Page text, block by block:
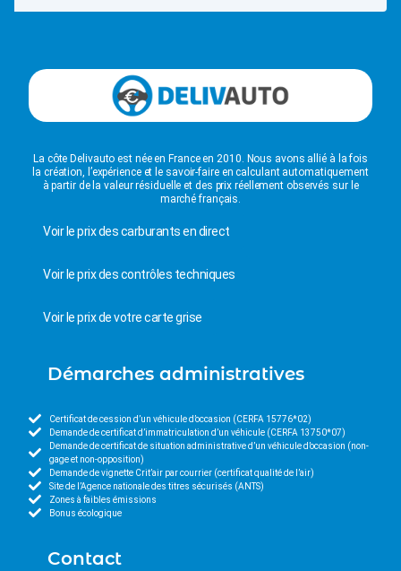
La côte Delivauto est née en France en 2010. Nous avons allié à la fois
la création, l’expérience et le savoir-faire en calculant automatiquement
à partir de la valeur résiduelle et des prix réellement observés sur le
marché français.
Voir le prix des carburants en direct
Voir le prix des contrôles techniques
Voir le prix de votre carte grise
Démarches administratives
Certificat de cession d’un véhicule d’occasion (CERFA 15776*02)
Demande de certificat d’immatriculation d’un véhicule (CERFA 13750*07)
Demande de certificat de situation administrative d’un véhicule d’occasion (non-
gage et non-opposition)
Demande de vignette Crit’air par courrier (certificat qualité de l’air)
Site de l’Agence nationale des titres sécurisés (ANTS)
Zones à faibles émissions
Bonus écologique
Contact